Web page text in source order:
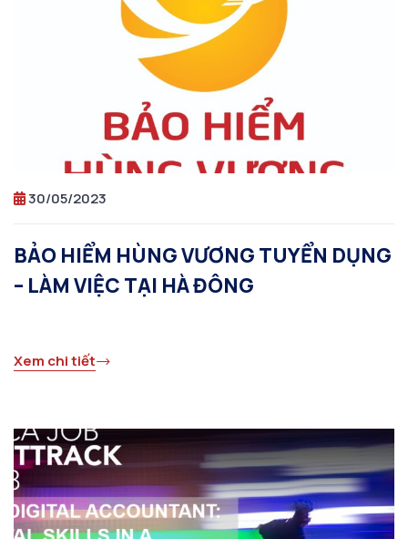
30/05/2023
BẢO HIỂM HÙNG VƯƠNG TUYỂN DỤNG
– LÀM VIỆC TẠI HÀ ĐÔNG
Xem chi tiết